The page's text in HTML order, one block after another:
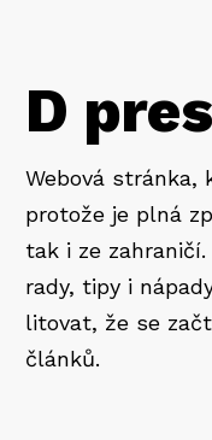
D
Webová stránka,
protože je plná
tak i ze
rady, tipy i
litovat, že se
článků.